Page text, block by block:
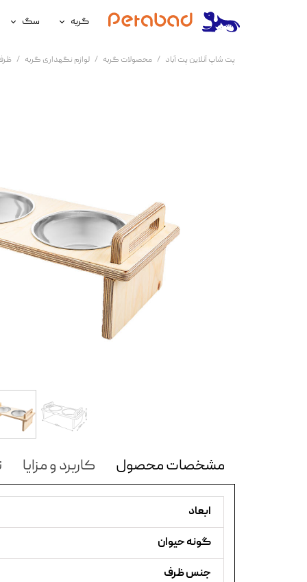
گربه
غذای گربه
سگ
غذای سگ
پت شاپ آنلاین پت آباد محصولات گربه لوازم نگهداری گربه
مشخصات محصول کاربرد و مزایا
ابعاد
گونه حیوان
جنس ظرف